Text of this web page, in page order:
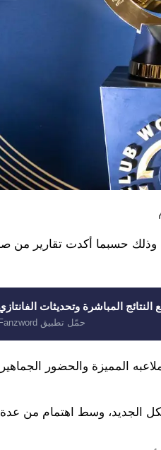
المغرب من الحصول على شرف استضافة كأس العالم للأندية
النتائج المباشرة وتحديثات
حمّل تطبيق Fanzword
الجميع خلال استضافة كأس أمم أفريقيا 2025 بفضل
الجديد، وسط اهتمام من عدة